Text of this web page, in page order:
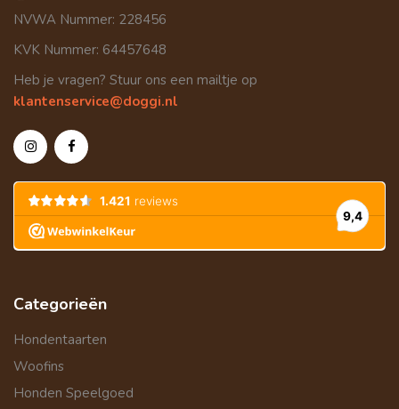
NVWA Nummer: 228456
KVK Nummer: 64457648
Heb je vragen? Stuur ons een mailtje op
klantenservice@doggi.nl
Categorieën
Hondentaarten
Woofins
Honden Speelgoed